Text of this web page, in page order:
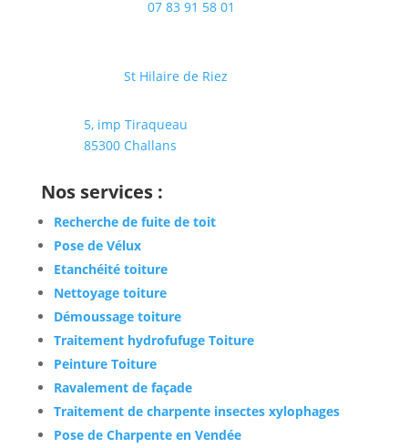
07 83 91 58 01
St Hilaire de Riez
5, imp Tiraqueau
85300 Challans
Nos services :
Recherche de fuite de toit
Pose de Vélux
Etanchéité toiture
Nettoyage toiture
Démoussage toiture
Traitement hydrofufuge Toiture
Peinture Toiture
Ravalement de façade
Traitement de charpente insectes xylophages
Pose de Charpente en Vendée